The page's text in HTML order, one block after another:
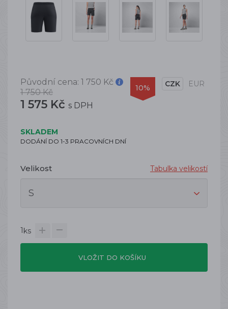
Původní cena: 1 750 Kč
1 750 Kč
1 575 Kč s DPH
10% CZK EUR
SKLADEM
DODÁNÍ DO 1-3 PRACOVNÍCH DNÍ
Velikost Tabulka velikostí
1ks
VLOŽIT DO KOŠÍKU